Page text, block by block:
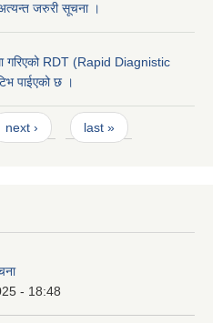
अत्यन्त जरुरी सूचना ।
गरिएको RDT (Rapid Diagnistic
पाईएको छ ।
next › last »
- 18:48